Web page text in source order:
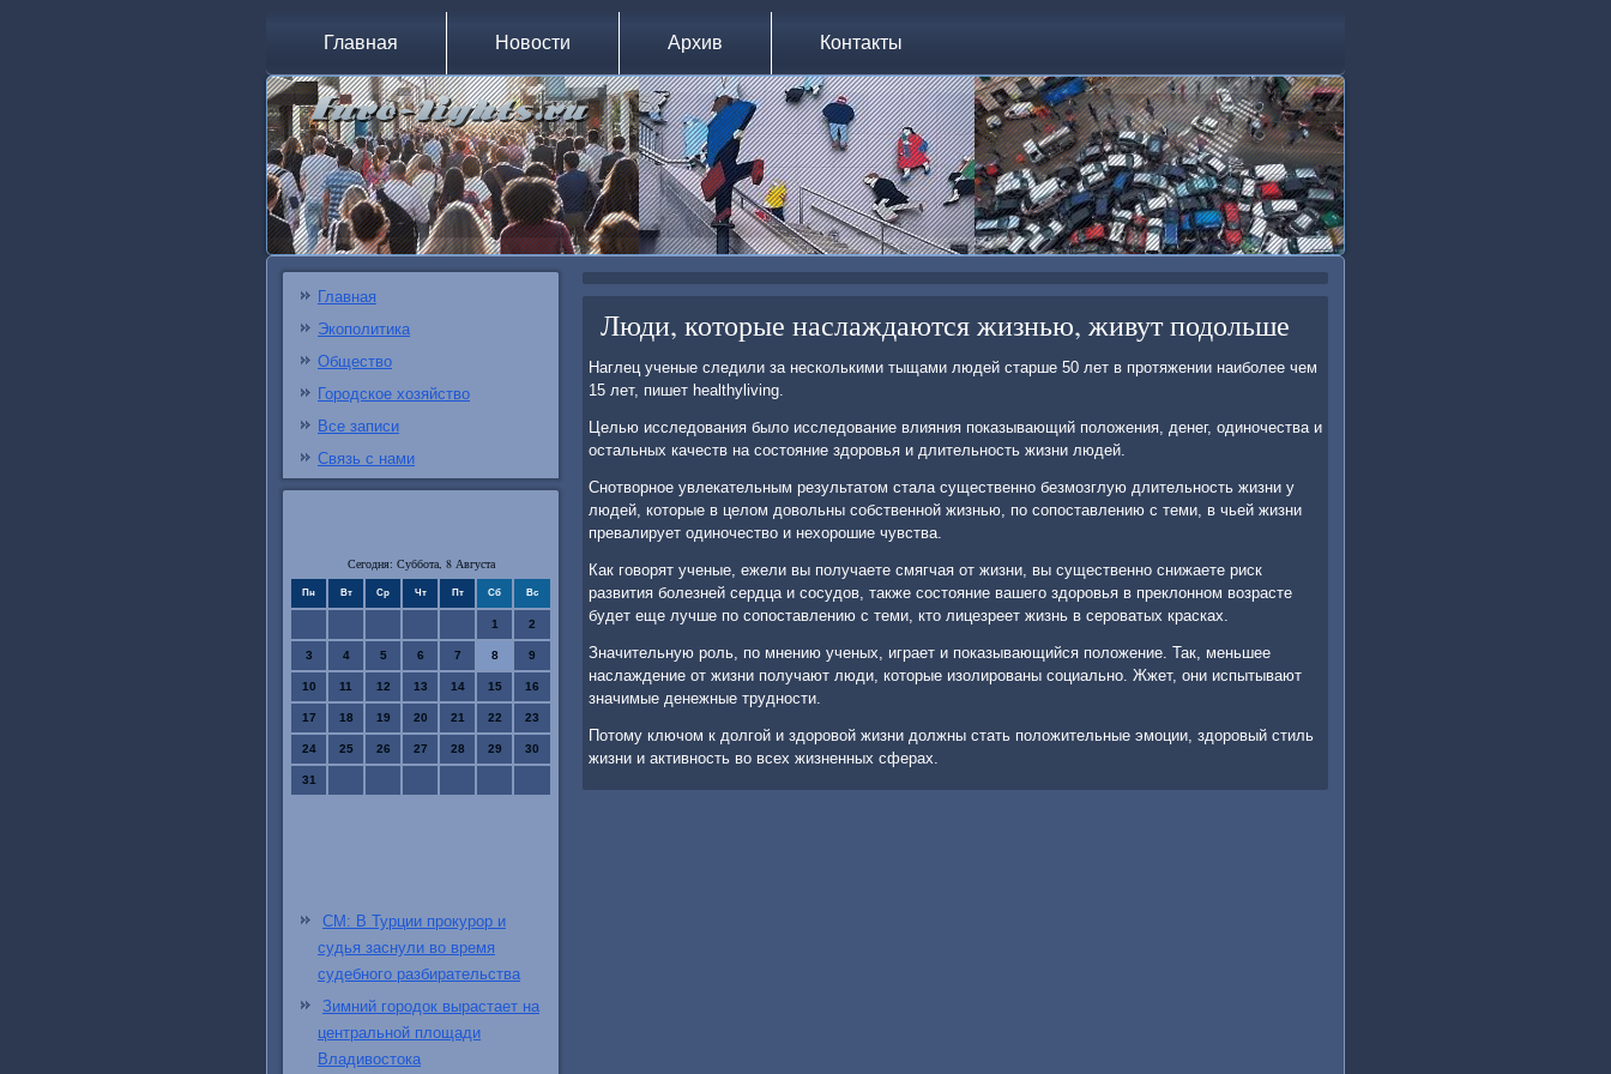
Главная Новости Архив Контакты
Главная
Экополитика
Общество
Городское хозяйство
Все записи
Связь с нами
Сегодня: Суббота, 8 Августа
Пн Вт Ср Чт Пт Сб Вс
1 2
3 4 5 6 7 8 9
10 11 12 13 14 15 16
17 18 19 20 21 22 23
24 25 26 27 28 29 30
31
СМ: В Турции прокурор и
судья заснули во время
судебного разбирательства
Зимний городок вырастает на
центральной площади
Владивостока
Люди, которые наслаждаются жизнью, живут подольше
Наглец ученые следили за несколькими тыщами людей старше 50 лет в протяжении наиболее чем
15 лет, пишет healthyliving.
Целью исследования было исследование влияния показывающий положения, денег, одиночества и
остальных качеств на состояние здоровья и длительность жизни людей.
Снотворное увлекательным результатом стала существенно безмозглую длительность жизни у
людей, которые в целом довольны собственной жизнью, по сопоставлению с теми, в чьей жизни
превалирует одиночество и нехорошие чувства.
Как говорят ученые, ежели вы получаете смягчая от жизни, вы существенно снижаете риск
развития болезней сердца и сосудов, также состояние вашего здоровья в преклонном возрасте
будет еще лучше по сопоставлению с теми, кто лицезреет жизнь в сероватых красках.
Значительную роль, по мнению ученых, играет и показывающийся положение. Так, меньшее
наслаждение от жизни получают люди, которые изолированы социально. Жжет, они испытывают
значимые денежные трудности.
Потому ключом к долгой и здоровой жизни должны стать положительные эмоции, здоровый стиль
жизни и активность во всех жизненных сферах.